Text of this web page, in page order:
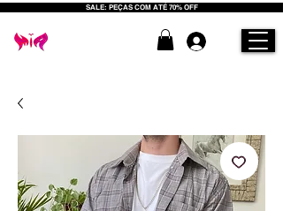
SALE: PEÇAS COM ATÉ 70% OFF